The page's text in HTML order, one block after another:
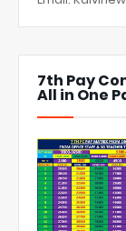
7th Pay
All in One